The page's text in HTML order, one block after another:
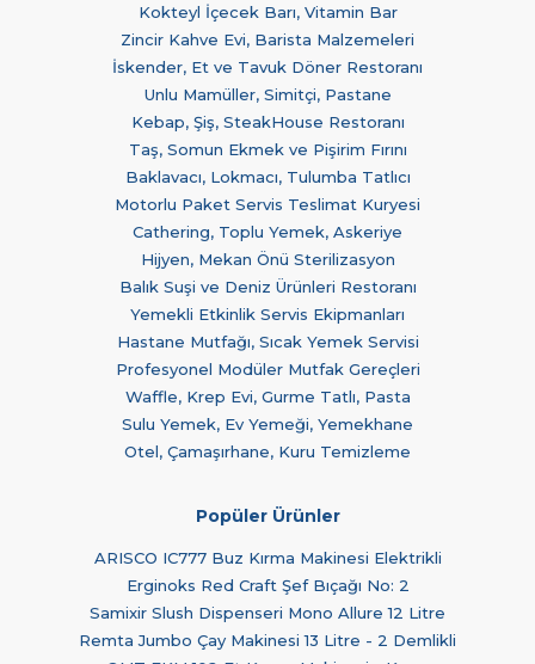
Kokteyl İçecek Barı, Vitamin Bar
Zincir Kahve Evi, Barista Malzemeleri
İskender, Et ve Tavuk Döner Restoranı
Unlu Mamüller, Simitçi, Pastane
Kebap, Şiş, SteakHouse Restoranı
Taş, Somun Ekmek ve Pişirim Fırını
Baklavacı, Lokmacı, Tulumba Tatlıcı
Motorlu Paket Servis Teslimat Kuryesi
Cathering, Toplu Yemek, Askeriye
Hijyen, Mekan Önü Sterilizasyon
Balık Suşi ve Deniz Ürünleri Restoranı
Yemekli Etkinlik Servis Ekipmanları
Hastane Mutfağı, Sıcak Yemek Servisi
Profesyonel Modüler Mutfak Gereçleri
Waffle, Krep Evi, Gurme Tatlı, Pasta
Sulu Yemek, Ev Yemeği, Yemekhane
Otel, Çamaşırhane, Kuru Temizleme
Popüler Ürünler
ARISCO IC777 Buz Kırma Makinesi Elektrikli
Erginoks Red Craft Şef Bıçağı No: 2
Samixir Slush Dispenseri Mono Allure 12 Litre
Remta Jumbo Çay Makinesi 13 Litre - 2 Demlikli